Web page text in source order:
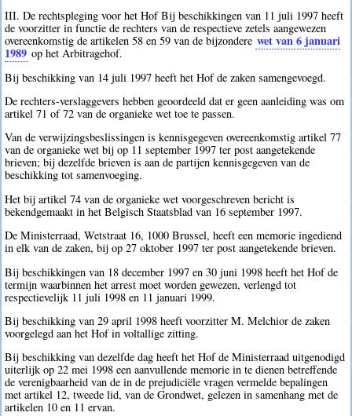
III. De rechtspleging voor het Hof Bij beschikkingen van 11 juli 1997 heeft
de voorzitter in functie de rechters van de respectieve zetels aangewezen
overeenkomstig de artikelen 58 en 59 van de bijzondere wet van 6 januari
1989 op het Arbitragehof.
Bij beschikking van 14 juli 1997 heeft het Hof de zaken samengevoegd.
De rechters-verslaggevers hebben geoordeeld dat er geen aanleiding was om
artikel 71 of 72 van de organieke wet toe te passen.
Van de verwijzingsbeslissingen is kennisgegeven overeenkomstig artikel 77
van de organieke wet bij op 11 september 1997 ter post aangetekende
brieven; bij dezelfde brieven is aan de partijen kennisgegeven van de
beschikking tot samenvoeging.
Het bij artikel 74 van de organieke wet voorgeschreven bericht is
bekendgemaakt in het Belgisch Staatsblad van 16 september 1997.
De Ministerraad, Wetstraat 16, 1000 Brussel, heeft een memorie ingediend
in elk van de zaken, bij op 27 oktober 1997 ter post aangetekende brieven.
Bij beschikkingen van 18 december 1997 en 30 juni 1998 heeft het Hof de
termijn waarbinnen het arrest moet worden gewezen, verlengd tot
respectievelijk 11 juli 1998 en 11 januari 1999.
Bij beschikking van 29 april 1998 heeft voorzitter M. Melchior de zaken
voorgelegd aan het Hof in voltallige zitting.
Bij beschikking van dezelfde dag heeft het Hof de Ministerraad uitgenodigd
uiterlijk op 22 mei 1998 een aanvullende memorie in te dienen betreffende
de verenigbaarheid van de in de prejudiciële vragen vermelde bepalingen
met artikel 12, tweede lid, van de Grondwet, gelezen in samenhang met de
artikelen 10 en 11 ervan.